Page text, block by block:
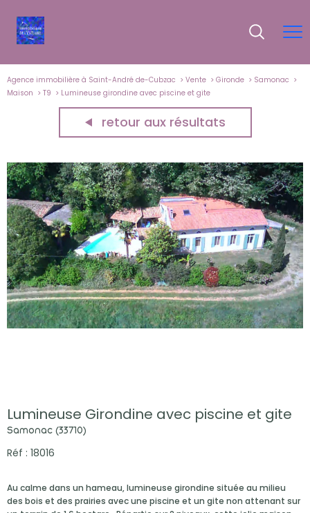
Agence immobilière à Saint-André de-Cubzac Vente Gironde
Samonac
Maison
T9 Lumineuse girondine avec piscine et gite
retour aux résultats
Lumineuse Girondine avec piscine et gite
Samonac (33710)
Réf : 18016
Au calme dans un hameau, lumineuse girondine située au milieu
des bois et des prairies avec une piscine et un gite non attenant sur